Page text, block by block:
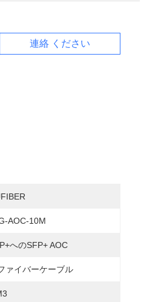
連絡 ください
AOC-10M
へのSFP+ AOC
ァイバーケーブル